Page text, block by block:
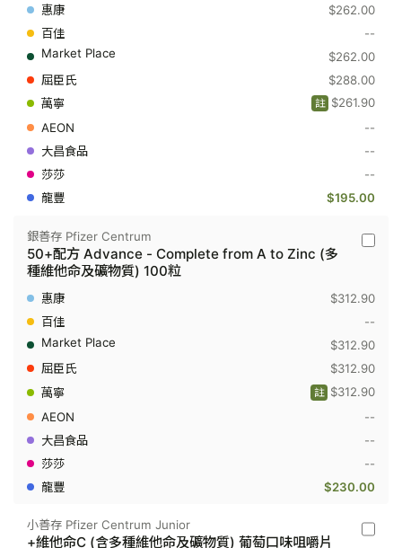
-
配
-
from
Zinc
種
命
質)
$262.00
--
$262.00
$288.00
$261.90
註
--
--
--
$195.00
銀
方
-
A
(多
維
命
及
銀善存 Pfizer Centrum
50+配方 Advance - Complete from A to Zinc (多
種維他命及礦物質) 100粒
$312.90
--
$312.90
$312.90
$312.90
註
--
--
--
$230.00
小
小善存 Pfizer Centrum Junior
+維他命C (含多種維他命及礦物質) 葡萄口味咀嚼片